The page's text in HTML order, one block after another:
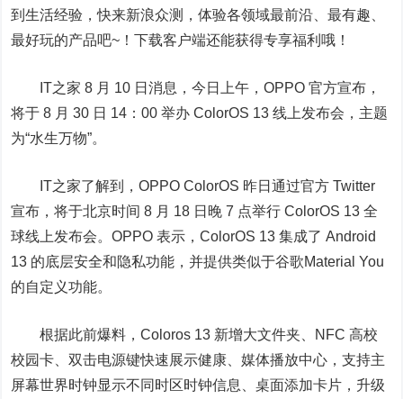
到生活经验，快来新浪众测，体验各领域最前沿、最有趣、
最好玩的产品吧~！下载客户端还能获得专享福利哦！
IT之家 8 月 10 日消息，今日上午，OPPO 官方宣布，
将于 8 月 30 日 14：00 举办 ColorOS 13 线上发布会 ，主题
为“水生万物”。
IT之家了解到，OPPO ColorOS 昨日通过官方 Twitter
宣布，将于北京时间 8 月 18 日晚 7 点举行 ColorOS 13 全
球线上发布会。OPPO 表示，ColorOS 13 集成了 Android
13 的底层安全和隐私功能 ，并提供类似于谷歌Material You
的自定义功能。
根据此前爆料，Coloros 13 新增大文件夹、NFC 高校
校园卡、双击电源键快速展示健康、媒体播放中心，支持主
屏幕世界时钟显示不同时区时钟信息、桌面添加卡片，升级